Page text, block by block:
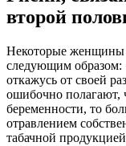
второй
Некоторые женщины
следующим образом:
откажусь от своей
ошибочно полагают,
беременности, то
отравлением
табачной